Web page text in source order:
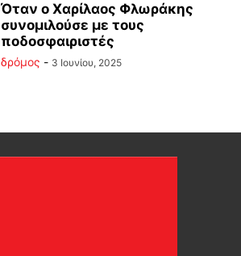
Όταν ο Χαρίλαος Φλωράκης
συνομιλούσε με τους
ποδοσφαιριστές
δρόμος - 3 Ιουνίου, 2025